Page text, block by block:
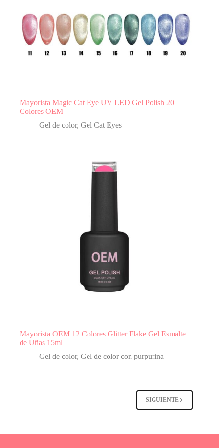
Mayorista Magic Cat Eye UV LED Gel Polish 20
Colores OEM
Gel de color, Gel Cat Eyes
Mayorista OEM 12 Colores Glitter Flake Gel Esmalte
de Uñas 15ml
Gel de color, Gel de color con purpurina
SIGUIENTE